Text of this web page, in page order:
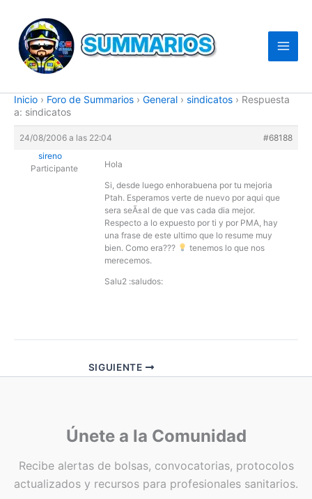
contenido
Inicio › Foro de Summarios › General › sindicatos › Respuesta
a: sindicatos
24/08/2006 a las 22:04
#68188
sireno
Participante
Hola
Si, desde luego enhorabuena por tu mejoria
Ptah. Esperamos verte de nuevo por aqui que
sera seÃ±al de que vas cada dia mejor.
Respecto a lo expuesto por ti y por PMA, hay
una frase de este ultimo que lo resume muy
bien. Como era???
tenemos lo que nos
merecemos.
Salu2 :saludos:
SIGUIENTE
Únete a la Comunidad
Recibe alertas de bolsas, convocatorias, protocolos
actualizados y recursos para profesionales sanitarios.